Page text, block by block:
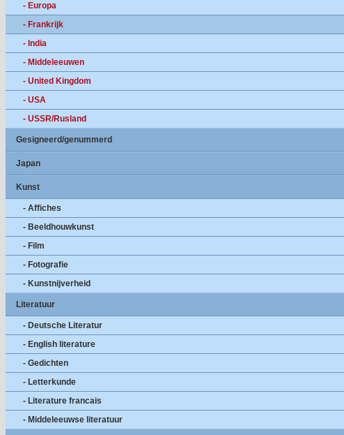
- Europa
- Frankrijk
- India
- Middeleeuwen
- United Kingdom
- USA
- USSR/Rusland
Gesigneerd/genummerd
Japan
Kunst
- Affiches
- Beeldhouwkunst
- Film
- Fotografie
- Kunstnijverheid
Literatuur
- Deutsche Literatur
- English literature
- Gedichten
- Letterkunde
- Literature francais
- Middeleeuwse literatuur